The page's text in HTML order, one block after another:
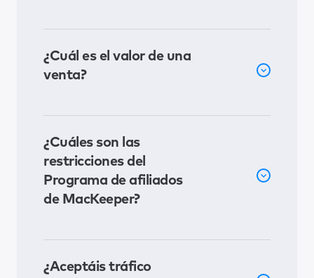
¿Cuál es el valor de una
venta?
¿Cuáles son las
restricciones del
Programa de afiliados
de MacKeeper?
¿Aceptáis tráfico